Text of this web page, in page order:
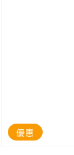
優惠